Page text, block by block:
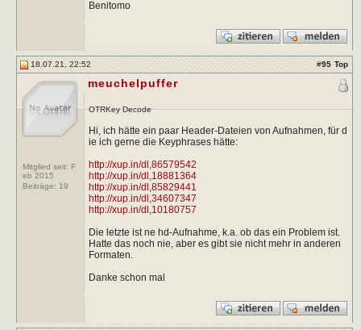
Benitomo
18.07.21, 22:52 #95 Top
Mitglied seit: F
eb 2015
Beiträge: 19
meuchelpuffer
OTRKey Decode
Hi, ich hätte ein paar Header-Dateien von Aufnahmen, für d
ie ich gerne die Keyphrases hätte:
http://xup.in/dl,86579542
http://xup.in/dl,18881364
http://xup.in/dl,85829441
http://xup.in/dl,34607347
http://xup.in/dl,10180757
Die letzte ist ne hd-Aufnahme, k.a. ob das ein Problem ist.
Hatte das noch nie, aber es gibt sie nicht mehr in anderen
Formaten.
Danke schon mal